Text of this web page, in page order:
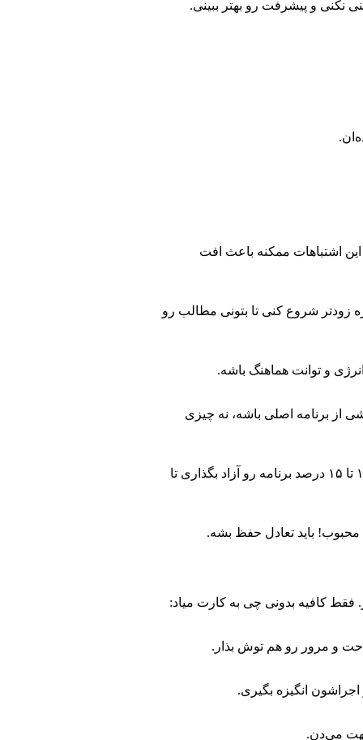
اشتباهات ممکنه باعث افت
زودتر شروع کنی تا بتونی مطالب رو
از برنامه اصلی باشه، نه چیزی
اگه برنامه‌ات خیلی خشک و غیرقابل تغییر باشه، با اولین تغییر یا مشکل روزانه (مثلاً مهمان یا مریضی) کل نظم بهم می‌ریزه. بهتره همیشه ۱۰ تا ۱۵ درصد برنامه رو آزاد بگذاری تا
باید تعادل حفظ بشه.
فقط کافیه بدونی چی به کارت میاد:
و مرور رو هم توش بذار.
انگیزه بگیری.
بهت می‌دن.